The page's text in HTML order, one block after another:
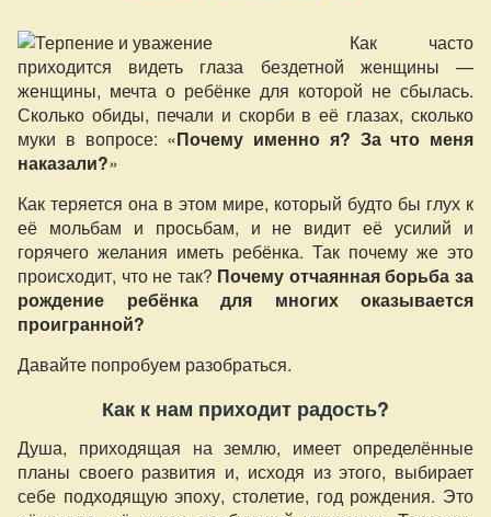
Как часто
приходится видеть глаза бездетной женщины —
женщины, мечта о ребёнке для которой не сбылась.
Сколько обиды, печали и скорби в её глазах, сколько
муки в вопросе: «Почему именно я? За что меня
наказали?»
Как теряется она в этом мире, который будто бы глух к
её мольбам и просьбам, и не видит её усилий и
горячего желания иметь ребёнка. Так почему же это
происходит, что не так? Почему отчаянная борьба за
рождение ребёнка для многих оказывается
проигранной?
Давайте попробуем разобраться.
Как к нам приходит радость?
Душа, приходящая на землю, имеет определённые
планы своего развития и, исходя из этого, выбирает
себе подходящую эпоху, столетие, год рождения. Это